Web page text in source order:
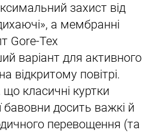
захист від
а мембранні
Gore-Tex
варіант для активного
відкритому повітрі.
класичні куртки
досить важкі й
перевощення (та